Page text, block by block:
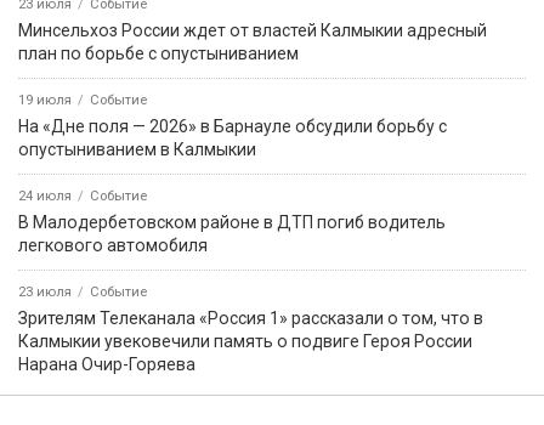
23 июля Событие
Минсельхоз России ждет от властей Калмыкии адресный
план по борьбе с опустыниванием
19 июля Событие
На «Дне поля — 2026» в Барнауле обсудили борьбу с
опустыниванием в Калмыкии
24 июля Событие
В Малодербетовском районе в ДТП погиб водитель
легкового автомобиля
23 июля Событие
Зрителям Телеканала «Россия 1» рассказали о том, что в
Калмыкии увековечили память о подвиге Героя России
Нарана Очир-Горяева